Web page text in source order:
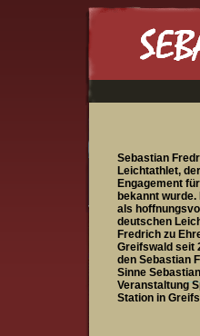
Sebastian
Leichtathlet,
Engagement
bekannt
als
deutschen
Fredrich zu
Greifswald seit
den Sebastian
Sinne
Veranstaltung
Station in